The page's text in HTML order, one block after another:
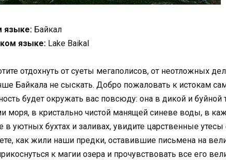
языке: Байкал
языке: Lake Baikal
отдохнуть от суеты мегаполисов, от неотложных
Байкала не сыскать. Добро пожаловать к истокам
будет окружать вас повсюду: она в дикой и буйной
моря, в кристально чистой манящей синеве воды, в
уютных бухтах и заливах, увидите царственные утесы
как жили наши предки, оставившие письмена на
к магии озера и прочувствовать все его